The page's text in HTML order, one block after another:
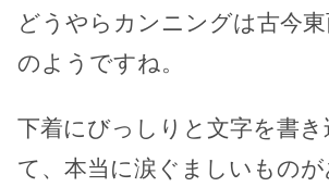
どうやらカンニングは古今
のようですね。
下着にびっしりと文字を書き
て、本当に涙ぐましいものが